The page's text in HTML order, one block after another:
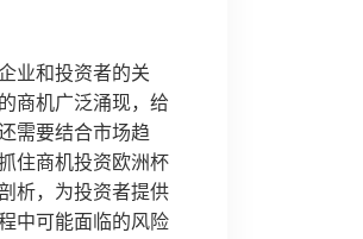
业和投资者的关
商机广泛涌现，给
需要结合市场趋
住商机投资欧洲杯
析，为投资者提供
中可能面临的风险